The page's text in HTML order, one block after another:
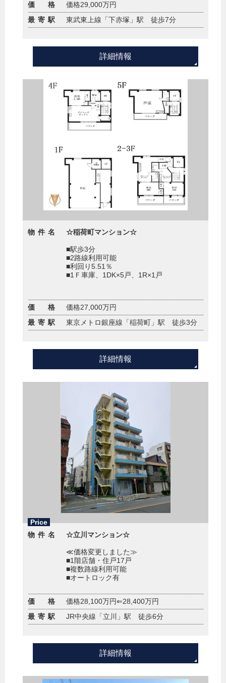
価 格
価格29,000万円
最寄駅
東武東上線「下赤塚」駅 徒歩7分
詳細情報
物件名 ☆稲荷町マンション☆
■駅歩3分
■2路線利用可能
■利回り5.51％
■1Ｆ車庫、1DK×5戸、1R×1戸
価 格
価格27,000万円
最寄駅
東京メトロ銀座線「稲荷町」駅 徒歩3分
詳細情報
Price
物件名
☆立川マンション☆
≪価格変更しました≫
■1階店舗・住戸17戸
■複数路線利用可能
■オートロック有
価 格
価格28,100万円⇐28,400万円
最寄駅
JR中央線「立川」駅 徒歩6分
詳細情報